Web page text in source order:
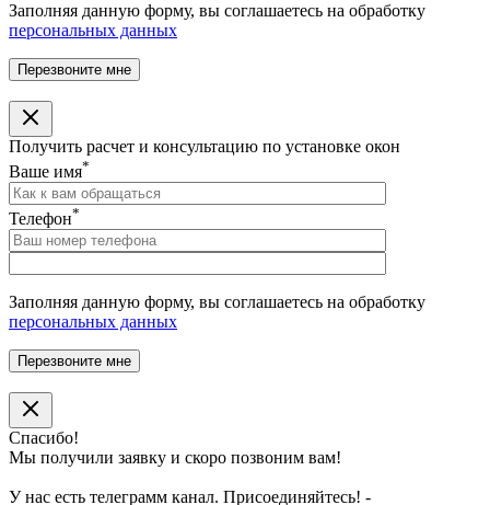
Заполняя данную форму, вы соглашаетесь на обработку
персональных данных
Получить расчет и консультацию по установке окон
Ваше имя*
Телефон*
Заполняя данную форму, вы соглашаетесь на обработку
персональных данных
Спасибо!
Мы получили заявку и скоро позвоним вам!
У нас есть телеграмм канал. Присоединяйтесь! -